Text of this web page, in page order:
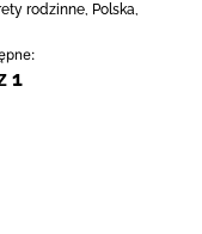
rodzinne, Polska,
1